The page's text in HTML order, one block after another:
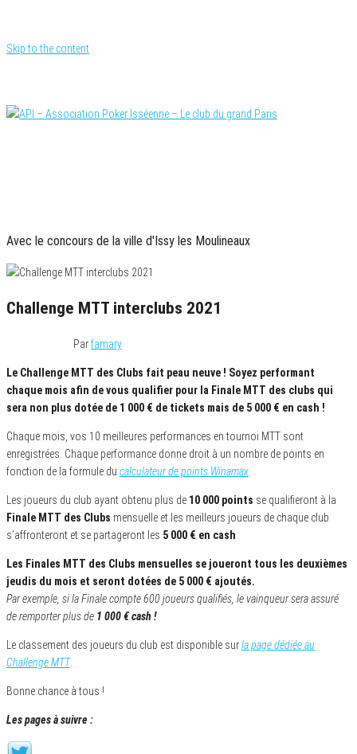
Skip to the content
Avec le concours de la ville d'Issy les Moulineaux
Challenge MTT interclubs 2021
Parfamary
Le Challenge MTT des Clubs fait peau neuve ! Soyez performant
chaque mois afin de vous qualifier pour la Finale MTT des clubs qui
sera non plus dotée de 1 000 € de tickets mais de 5 000 € en cash !
Chaque mois, vos 10 meilleures performances en tournoi MTT sont
enregistrées. Chaque performance donne droit à un nombre de points en
fonction de la formule du calculateur de points Winamax
Les joueurs du club ayant obtenu plus de 10 000 points se qualifieront à la
Finale MTT des Clubs mensuelle et les meilleurs joueurs de chaque club
s’affronteront et se partageront les 5 000 € en cash
Les Finales MTT des Clubs mensuelles se joueront tous les deuxièmes
jeudis du mois et seront dotées de 5 000 € ajoutés.
Par exemple, si la Finale compte 600 joueurs qualifiés, le vainqueur sera assuré
de remporter plus de 1 000 € cash !
Le classement des joueurs du club est disponible surla page dédiée au
Challenge MTT.
Bonne chance à tous !
Les pages à suivre :